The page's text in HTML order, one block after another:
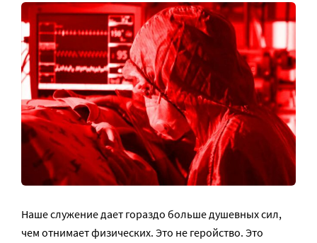
Наше служение дает гораздо больше душевных сил,
чем отнимает физических. Это не геройство. Это